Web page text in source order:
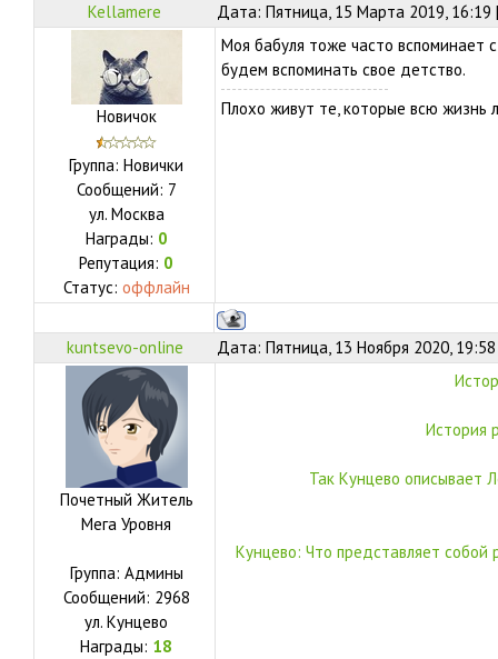
Kellamere Дата: Пятница, 15 Марта 2019,
Новичок
Группа: Новички
Сообщений: 7
ул. Москва
Награды: 0
Репутация: 0
Статус: оффлайн
Моя бабуля тоже часто вспоминает
будем вспоминать свое детство.
Плохо живут те, которые всю жизнь
kuntsevo-online Дата: Пятница, 13 Ноября 2020,
Почетный Житель
Мега Уровня
Группа: Админы
Сообщений: 2968
ул. Кунцево
Награды: 18
История
Так Кунцево описывает
Кунцево: Что представляет собой